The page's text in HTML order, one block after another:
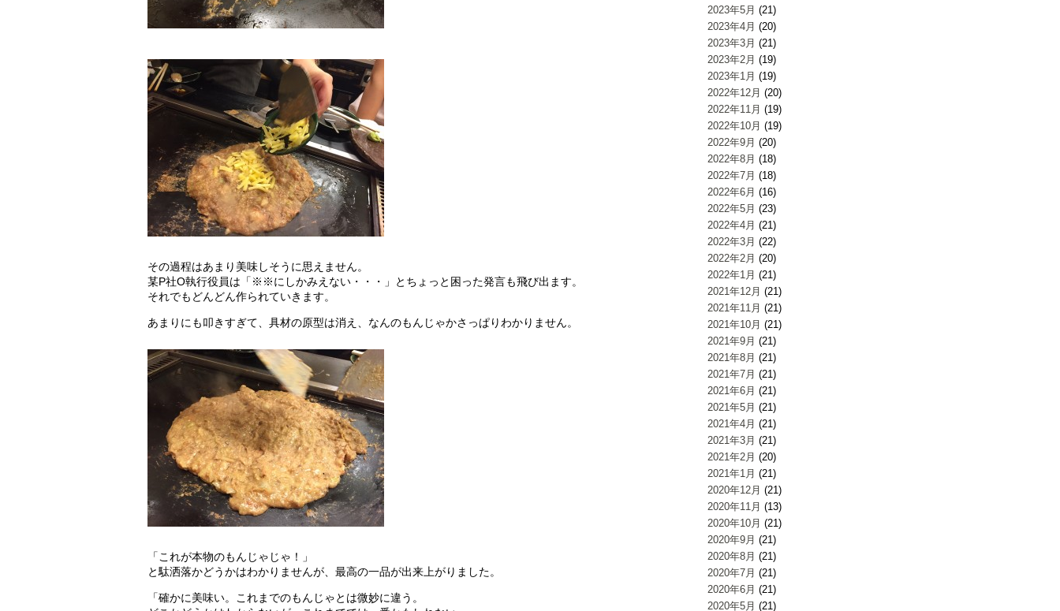
2023年5月 (21)
2023年4月 (20)
2023年3月 (21)
2023年2月 (19)
2023年1月 (19)
2022年12月 (20)
2022年11月 (19)
2022年10月 (19)
2022年9月 (20)
2022年8月 (18)
2022年7月 (18)
2022年6月 (16)
2022年5月 (23)
2022年4月 (21)
2022年3月 (22)
2022年2月 (20)
2022年1月 (21)
2021年12月 (21)
2021年11月 (21)
2021年10月 (21)
2021年9月 (21)
2021年8月 (21)
2021年7月 (21)
2021年6月 (21)
2021年5月 (21)
2021年4月 (21)
2021年3月 (21)
2021年2月 (20)
2021年1月 (21)
2020年12月 (21)
2020年11月 (13)
2020年10月 (21)
2020年9月 (21)
2020年8月 (21)
2020年7月 (21)
2020年6月 (21)
2020年5月 (21)
その過程はあまり美味しそうに思えません。
某P社O執行役員は「※※にしかみえない・・・」とちょっと困った発言も飛び出ます。
それでもどんどん作られていきます。
あまりにも叩きすぎて、具材の原型は消え、なんのもんじゃかさっぱりわかりません。
「これが本物のもんじゃじゃ！」
と駄洒落かどうかはわかりませんが、最高の一品が出来上がりました。
「確かに美味い。これまでのもんじゃとは微妙に違う。